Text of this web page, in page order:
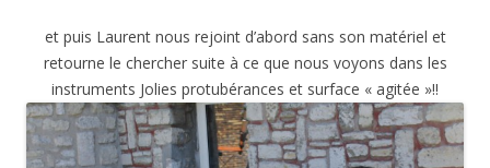
et puis Laurent nous rejoint d’abord sans son matériel et
retourne le chercher suite à ce que nous voyons dans les
instruments Jolies protubérances et surface « agitée »!!